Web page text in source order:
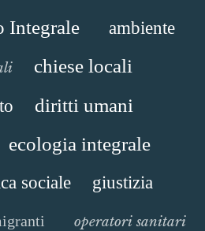
Integrale ambiente
chiese locali
diritti umani
ecologia integrale
sociale giustizia
operatori sanitari